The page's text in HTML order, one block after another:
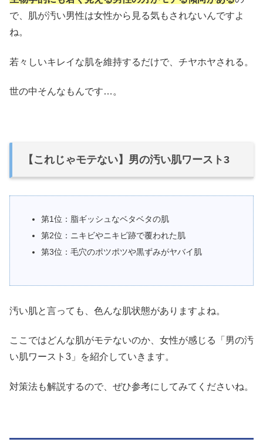
で、肌が汚い男性は女性から見る気もされないんですよ
ね。
若々しいキレイな肌を維持するだけで、チヤホヤされる。
世の中そんなもんです…。
【これじゃモテない】男の汚い肌ワースト3
第1位：脂ギッシュなベタベタの肌
第2位：ニキビやニキビ跡で覆われた肌
第3位：毛穴のポツポツや黒ずみがヤバイ肌
汚い肌と言っても、色んな肌状態がありますよね。
ここではどんな肌がモテないのか、女性が感じる「男の汚
い肌ワースト3」を紹介していきます。
対策法も解説するので、ぜひ参考にしてみてくださいね。